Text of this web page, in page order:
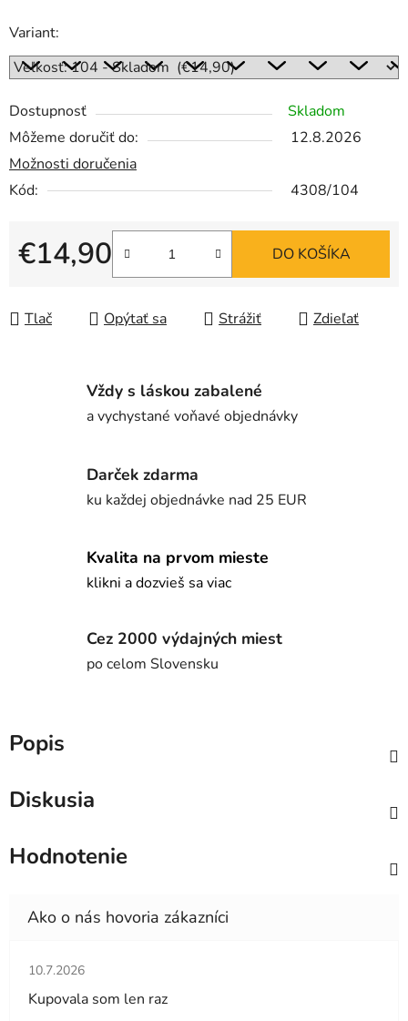
Variant:
Dostupnosť
Skladom
Môžeme doručiť do:
12.8.2026
Možnosti doručenia
Kód:
4308/104
€14,90
Jednotková cena:
DO KOŠÍKA
Tlač Opýtať sa Strážiť Zdieľať
Vždy s láskou zabalené
a vychystané voňavé objednávky
Darček zdarma
ku každej objednávke nad 25 EUR
Kvalita na prvom mieste
klikni a dozvieš sa viac
Cez 2000 výdajných miest
po celom Slovensku
Popis
Diskusia
Hodnotenie
Hodnotenie obchodu je 5 z 5 hviezdičiek.
10.7.2026
Kupovala som len raz